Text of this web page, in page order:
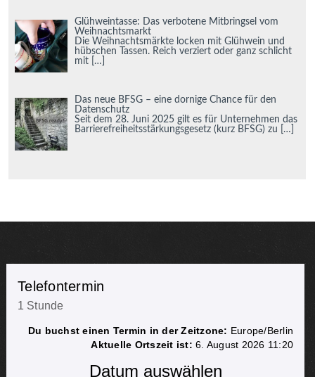
Glühweintasse: Das verbotene Mitbringsel vom
Weihnachtsmarkt
Die Weihnachtsmärkte locken mit Glühwein und
hübschen Tassen. Reich verziert oder ganz schlicht
mit
[…]
Das neue BFSG – eine dornige Chance für den
Datenschutz
Seit dem 28. Juni 2025 gilt es für Unternehmen das
Barrierefreiheitsstärkungsgesetz (kurz BFSG) zu
[…]